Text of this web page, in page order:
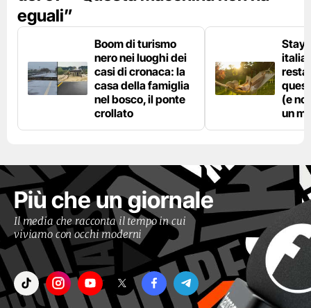
eguali”
Boom di turismo
nero nei luoghi dei
casi di cronaca: la
casa della famiglia
nel bosco, il ponte
crollato
resta
(e
un
Più che un giornale
Il media che racconta il tempo in cui
viviamo con occhi moderni